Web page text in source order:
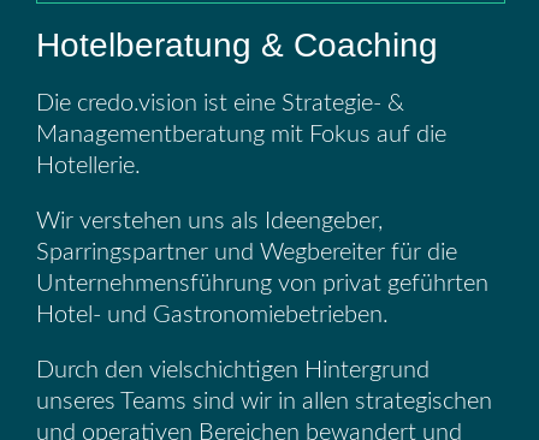
Hotelberatung & Coaching
Die credo.vision ist eine Strategie- &
Managementberatung mit Fokus auf die
Hotellerie.
Wir verstehen uns als Ideengeber,
Sparringspartner und Wegbereiter für die
Unternehmensführung von privat geführten
Hotel- und Gastronomiebetrieben.
Durch den vielschichtigen Hintergrund
unseres Teams sind wir in allen strategischen
und operativen Bereichen bewandert und